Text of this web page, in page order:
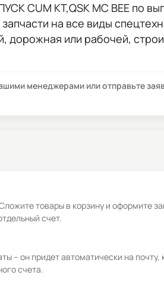
CUM KT,QSK MC BEE по
на все виды
дорожная или рабочей,
менеджерами или отправьте
товары в корзину и оформите
счет.
– он придет автоматически на
счета.